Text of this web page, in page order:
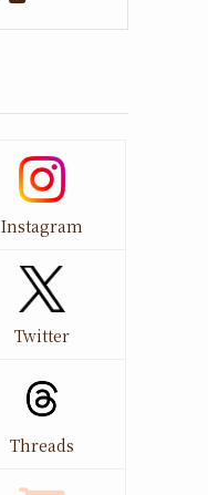
Instagram
Twitter
Threads